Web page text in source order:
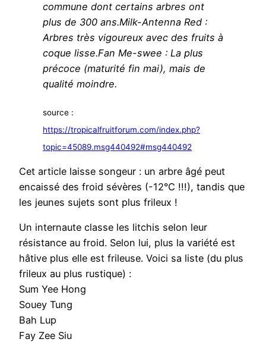
commune dont certains arbres ont
plus de 300 ans.Milk-Antenna Red :
Arbres très vigoureux avec des fruits à
coque lisse.Fan Me-swee : La plus
précoce (maturité fin mai), mais de
qualité moindre.
source :
https://tropicalfruitforum.com/index.php?
topic=45089.msg440492#msg440492
Cet article laisse songeur : un arbre âgé peut
encaissé des froid sévères (-12°C !!!), tandis que
les jeunes sujets sont plus frileux !
Un internaute classe les litchis selon leur
résistance au froid. Selon lui, plus la variété est
hâtive plus elle est frileuse. Voici sa liste (du plus
frileux au plus rustique) :
Sum Yee Hong
Souey Tung
Bah Lup
Fay Zee Siu